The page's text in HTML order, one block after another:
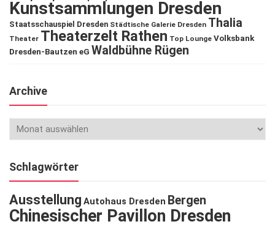
Kunstsammlungen Dresden
Staatsschauspiel Dresden Städtische Galerie Dresden Thalia
Theater Theaterzelt Rathen Top Lounge Volksbank
Dresden-Bautzen eG Waldbühne Rügen
Archive
Schlagwörter
Ausstellung Autohaus Dresden Bergen
Chinesischer Pavillon Dresden